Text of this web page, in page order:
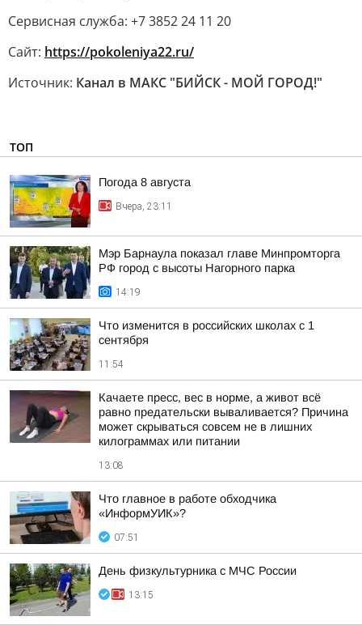
Сервисная служба: +7 3852 24 11 20
Сайт: https://pokoleniya22.ru/
Источник: Канал в МАКС "БИЙСК - МОЙ ГОРОД!"
ТОП
Погода 8 августа
Вчера, 23:11
Мэр Барнаула показал главе Минпромторга
РФ город с высоты Нагорного парка
14:19
Что изменится в российских школах с 1
сентября
11:54
Качаете пресс, вес в норме, а живот всё
равно предательски вываливается? Причина
может скрываться совсем не в лишних
килограммах или питании
13:08
Что главное в работе обходчика
«ИнформУИК»?
07:51
День физкультурника с МЧС России
13:15